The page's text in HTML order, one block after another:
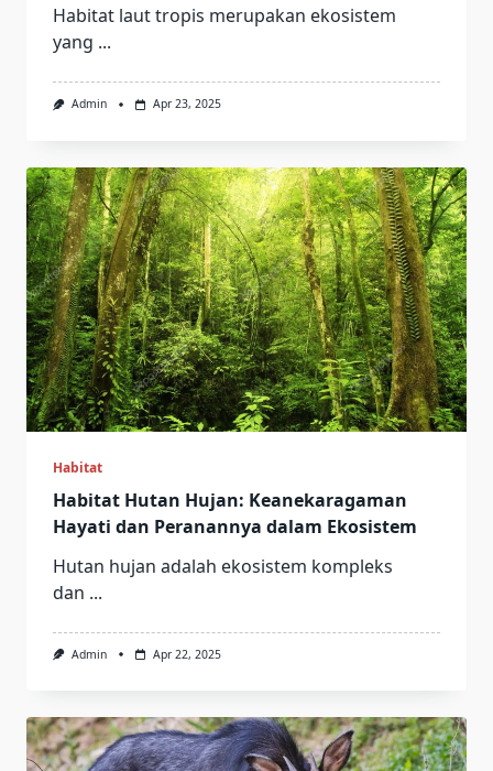
Habitat laut tropis merupakan ekosistem
yang ...
Admin Apr 23, 2025
Habitat
Habitat Hutan Hujan: Keanekaragaman
Hayati dan Peranannya dalam Ekosistem
Hutan hujan adalah ekosistem kompleks
dan ...
Admin Apr 22, 2025